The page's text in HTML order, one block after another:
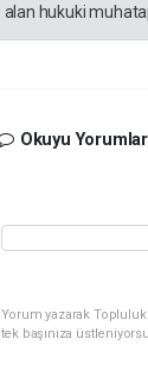
alan hukuki
Okuyu
Yorum yazarak
tek başınıza